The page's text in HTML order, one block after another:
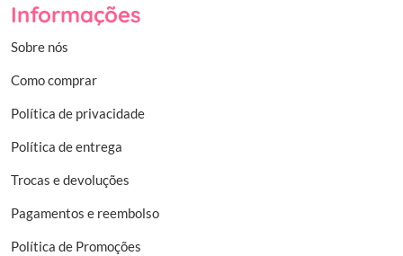
Informações
Sobre nós
Como comprar
Política de privacidade
Política de entrega
Trocas e devoluções
Pagamentos e reembolso
Política de Promoções